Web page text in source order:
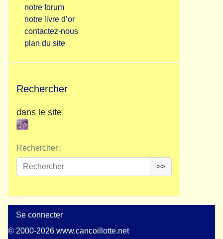
notre forum
notre livre d’or
contactez-nous
plan du site
Rechercher
dans le site
Rechercher :
>>
Se connecter
© 2000-2026 www.cancoillotte.net